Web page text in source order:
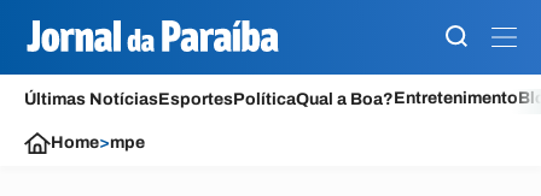
Últimas NotíciasEsportesPolíticaQual a Boa?Entretenimento
Home>mpe